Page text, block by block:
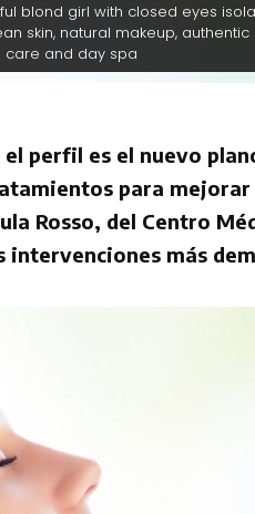
blond girl with closed eyes
skin, natural makeup, authentic
care and day spa
perfil es el nuevo
para
Rosso, del Centro
intervenciones más